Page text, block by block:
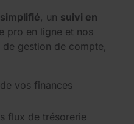
, un suivi en
pro en ligne et nos
de gestion de compte,
vos finances
flux de trésorerie